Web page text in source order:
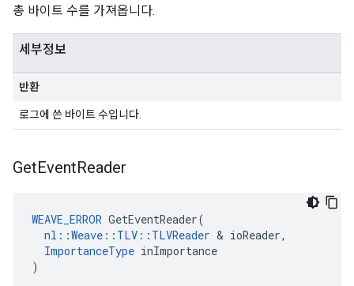
총 바이트 수를 가져옵니다.
세부정보
반환
로그에 쓴 바이트 수입니다.
GetEventReader
WEAVE_ERROR GetEventReader(
nl::Weave::TLV::TLVReader & ioReader,
ImportanceType inImportance
)